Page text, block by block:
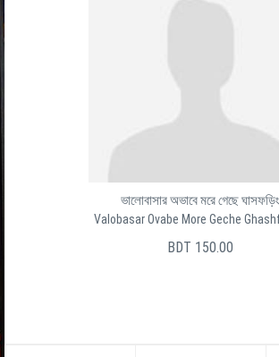
ভালোবাসার অভাবে মরে গেছে ঘাসফড়িং
Valobasar Ovabe More Geche
BDT 150.00